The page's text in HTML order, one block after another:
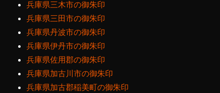
兵庫県三木市の御朱印
兵庫県三田市の御朱印
兵庫県丹波市の御朱印
兵庫県伊丹市の御朱印
兵庫県佐用郡の御朱印
兵庫県加古川市の御朱印
兵庫県加古郡稲美町の御朱印